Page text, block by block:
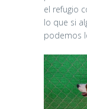
el refugio
lo que si
podemos